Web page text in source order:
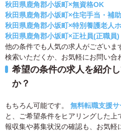
秋田県鹿角郡小坂町×無資格OK
秋田県鹿角郡小坂町×住宅手当・補助
秋田県鹿角郡小坂町×特別養護老人ホ
秋田県鹿角郡小坂町×正社員(正職員)
他の条件でも人気の求人がございま
検索いただくか、お気軽にお問い合
希望の条件の求人を紹介
か？
もちろん可能です。 無料転職支援サ
と、ご希望条件をヒアリングした
報収集や募集状況の確認も、お気軽